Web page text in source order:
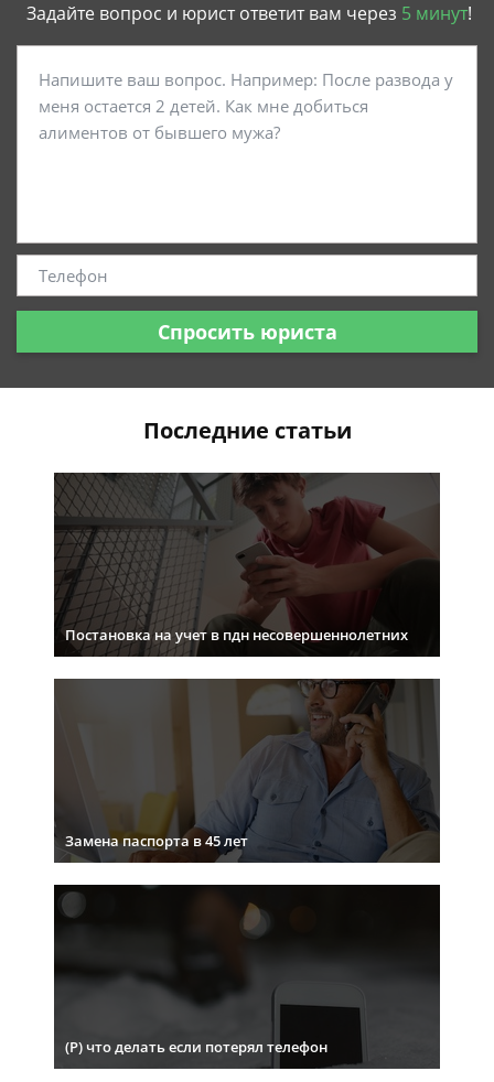
Задайте вопрос и юрист ответит вам через 5 минут!
Спросить юриста
Последние статьи
Постановка на учет в пдн несовершеннолетних
Замена паспорта в 45 лет
(Р) что делать если потерял телефон